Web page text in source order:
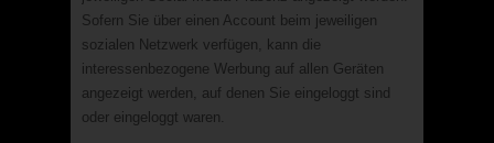
Sofern Sie über einen Account beim jeweiligen
sozialen Netzwerk verfügen, kann die
interessenbezogene Werbung auf allen Geräten
angezeigt werden, auf denen Sie eingeloggt sind
oder eingeloggt waren.